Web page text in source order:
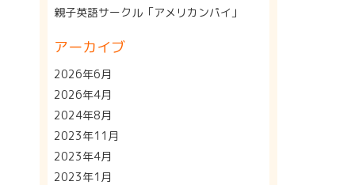
親子英語サークル「アメリカンパイ」
アーカイブ
2026年6月
2026年4月
2024年8月
2023年11月
2023年4月
2023年1月